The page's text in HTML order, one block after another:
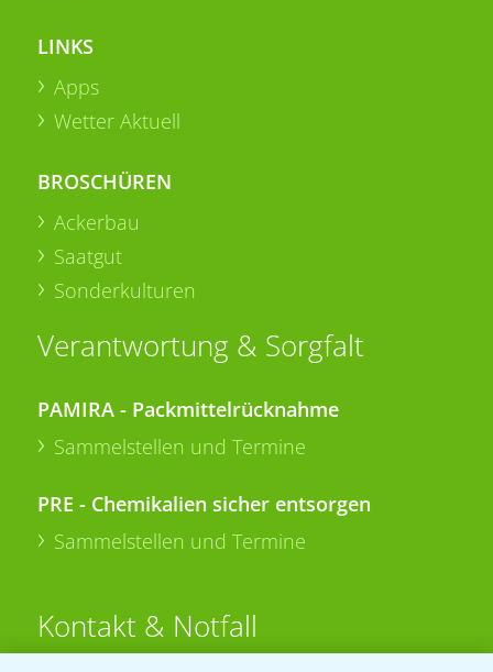
LINKS
Apps
Wetter Aktuell
BROSCHÜREN
Ackerbau
Saatgut
Sonderkulturen
Verantwortung & Sorgfalt
PAMIRA - Packmittelrücknahme
Sammelstellen und Termine
PRE - Chemikalien sicher entsorgen
Sammelstellen und Termine
Kontakt & Notfall